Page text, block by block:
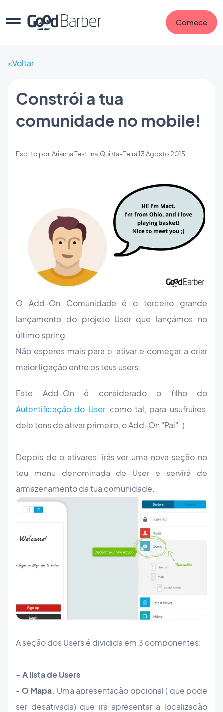
Comece
Voltar
Constrói a tua
comunidade no mobile!
Escrito porArianna Testi na Quinta-Feira 13 Agosto 2015
O Add-On Comunidade é o terceiro grande
lançamento do projeto User que lançámos no
último spring.
Não esperes mais para o ativar e começar a criar
maior ligação entre os teus users.
Este Add-On é considerado o filho do
Autentificação do User, como tal, para usufruíres
dele tens de ativar primeiro, o Add-On "Pai" :)
Depois de o ativares, irás ver uma nova seção no
teu menu denominada de User e servirá de
armazenamento da tua comunidade.
A seção dos Users é dividida em 3 componentes:
- A lista de Users
- O Mapa. Uma apresentação opcional ( que pode
ser desativada) que irá apresentar a localização